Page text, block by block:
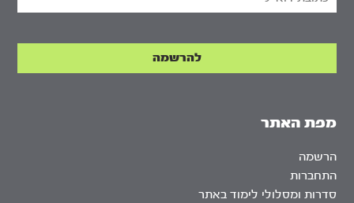
מפת האתר
הרשמה
התחברות
סדרות ומסלולי לימוד באתר